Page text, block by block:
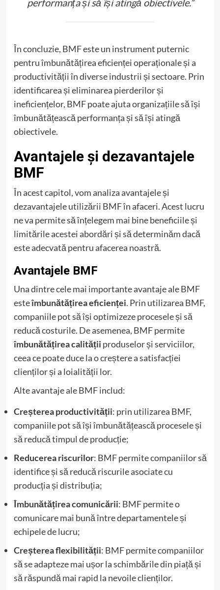
performanța și să își atingă obiectivele.”
În concluzie, BMF este un instrument puternic
pentru îmbunătățirea eficienței operaționale și a
productivității în diverse industrii și sectoare. Prin
identificarea și eliminarea pierderilor și
ineficiențelor, BMF poate ajuta organizațiile să își
îmbunătățească performanța și să își atingă
obiectivele.
Avantajele și dezavantajele
BMF
În acest capitol, vom analiza avantajele și
dezavantajele utilizării BMF în afaceri. Acest lucru
ne va permite să înțelegem mai bine beneficiile și
limitările acestei abordări și să determinăm dacă
este adecvată pentru afacerea noastră.
Avantajele BMF
Una dintre cele mai importante avantaje ale BMF
esteîmbunătățirea eficienței. Prin utilizarea BMF,
companiile pot să își optimizeze procesele și să
reducă costurile. De asemenea, BMF permite
îmbunătățirea calității produselor și serviciilor,
ceea ce poate duce la o creștere a satisfacției
clienților și a loialității lor.
Alte avantaje ale BMF includ:
Creșterea productivității: prin utilizarea BMF,
companiile pot să își îmbunătățească procesele și
să reducă timpul de producție;
Reducerea riscurilor: BMF permite companiilor să
identifice și să reducă riscurile asociate cu
producția și distribuția;
Îmbunătățirea comunicării: BMF permite o
comunicare mai bună între departamentele și
echipele de lucru;
Creșterea flexibilității: BMF permite companiilor
să se adapteze mai ușor la schimbările din piață și
să răspundă mai rapid la nevoile clienților.